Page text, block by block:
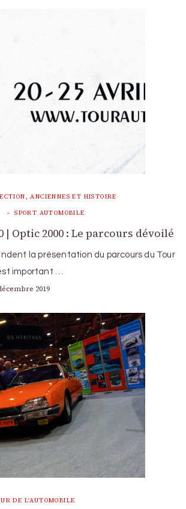
ANCIENNES ET HISTOIRE
SPORT AUTOMOBILE
| Optic 2000 : Le parcours dévoilé
la présentation du parcours du Tour
important …
2019
DE L'AUTOMOBILE